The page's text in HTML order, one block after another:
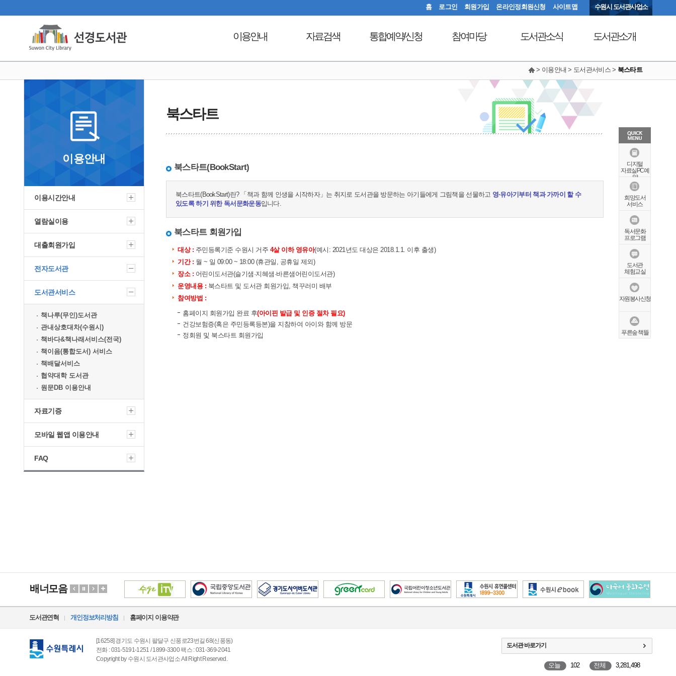
홈 로그인 회원가입 온라인정회원신청 사이트맵 수원시 도서관사업소
이용안내
도서관서비스
모바일 웹앱 이용안내
자료검색
추천도서
통합예약/신청
열람실좌석현황
참여마당 도서관소식
공지사항
공개자료실
도서관소개
연혁
이용안내
이용시간안내
열람실이용
대출회원가입
전자도서관
도서관서비스
책나루(무인)도서관
관내상호대차(수원시)
책바다&책나래서비스(전국)
책이음(통합도서) 서비스
책배달서비스
협약대학 도서관
원문DB 이용안내
자료기증
모바일 웹앱 이용안내
FAQ
> 이용안내 > 도서관서비스 > 북스타트
북스타트
북스타트(BookStart)
북스타트(BookStart)란? 「책과 함께 인생을 시작하자」는 취지로 도서관을 방문하는 아기들에게 그림책을 선물하고 영·유아기부터 책과 가까이 할 수
있도록 하기 위한 독서문화운동입니다.
북스타트 회원가입
대상 : 주민등록기준 수원시 거주 4살 이하 영유아(예시: 2021년도 대상은 2018.1.1. 이후 출생)
기간 : 월 ~ 일 09:00 ~ 18:00 (휴관일, 공휴일 제외)
장소 : 어린이도서관(슬기샘·지혜샘·바른샘어린이도서관)
운영내용 : 북스타트 및 도서관 회원가입, 책꾸러미 배부
참여방법 :
홈페이지 회원가입 완료 후(아이핀 발급 및 인증 절차 필요)
건강보험증(혹은 주민등록등본)을 지참하여 아이와 함께 방문
정회원 및 북스타트 회원가입
디지털
자료실PC예
약
희망도서
서비스
독서문화
프로그램
도서관
체험교실
자원봉사신청
푸른숲 책뜰
배너모음
도서관연혁 개인정보처리방침 홈페이지 이용약관
[16258] 경기도 수원시 팔달구 신풍로23번길 68(신풍동)
전화 : 031-5191-1251 / 1899-3300 팩스 : 031-369-2041
Copyright by 수원시 도서관사업소 All Right Reserved.
도서관 바로가기
오늘 102 전체 3,281,498